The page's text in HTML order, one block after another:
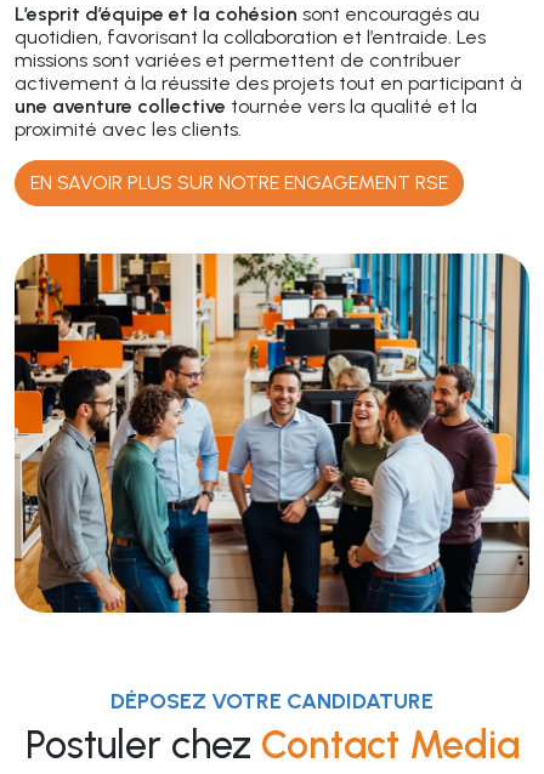
L’esprit d’équipe et la cohésion sont encouragés au
quotidien, favorisant la collaboration et l’entraide. Les
missions sont variées et permettent de contribuer
activement à la réussite des projets tout en participant à
une aventure collective tournée vers la qualité et la
proximité avec les clients.
EN SAVOIR PLUS SUR NOTRE ENGAGEMENT RSE
DÉPOSEZ VOTRE CANDIDATURE
Postuler chez Contact Media